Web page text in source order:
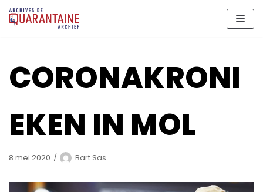
Meteen
naar
CORONAKRONI
EKEN IN MOL
8 mei 2020 Bart Sas